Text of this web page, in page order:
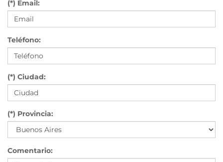
(*) Email:
Teléfono:
(*) Ciudad:
(*) Provincia:
Comentario: